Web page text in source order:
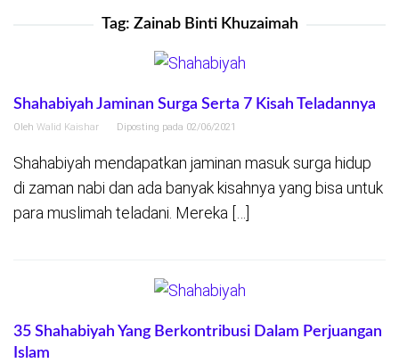
Tag: Zainab Binti Khuzaimah
Shahabiyah Jaminan Surga Serta 7 Kisah Teladannya
Oleh Walid Kaishar Diposting pada 02/06/2021
Shahabiyah mendapatkan jaminan masuk surga hidup
di zaman nabi dan ada banyak kisahnya yang bisa untuk
para muslimah teladani. Mereka […]
35 Shahabiyah Yang Berkontribusi Dalam Perjuangan
Islam